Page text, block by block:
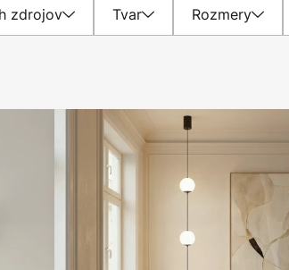
zdrojov Tvar Rozmery